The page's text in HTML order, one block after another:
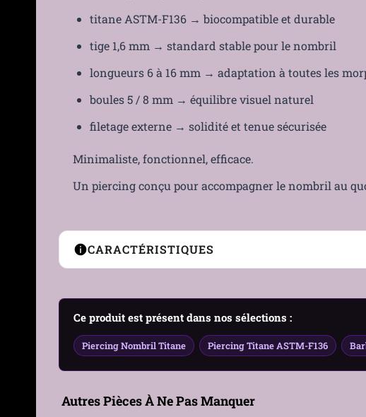
titane ASTM-F136 → biocompatible et durable
tige 1,6 mm → standard stable pour le nombril
longueurs 6 à 16 mm → adaptation à toutes les
boules 5 / 8 mm → équilibre visuel naturel
filetage externe → solidité et tenue sécurisée
Minimaliste, fonctionnel, efficace.
Un piercing conçu pour accompagner le nombril au
CARACTÉRISTIQUES
Genre Femme, Homme
Matière Titane ASTM-F136
Hypoallergénique
Ce produit est présent dans nos sélections :
Piercing Nombril Titane Piercing Titane ASTM-F136
Autres Pièces À Ne Pas Manquer